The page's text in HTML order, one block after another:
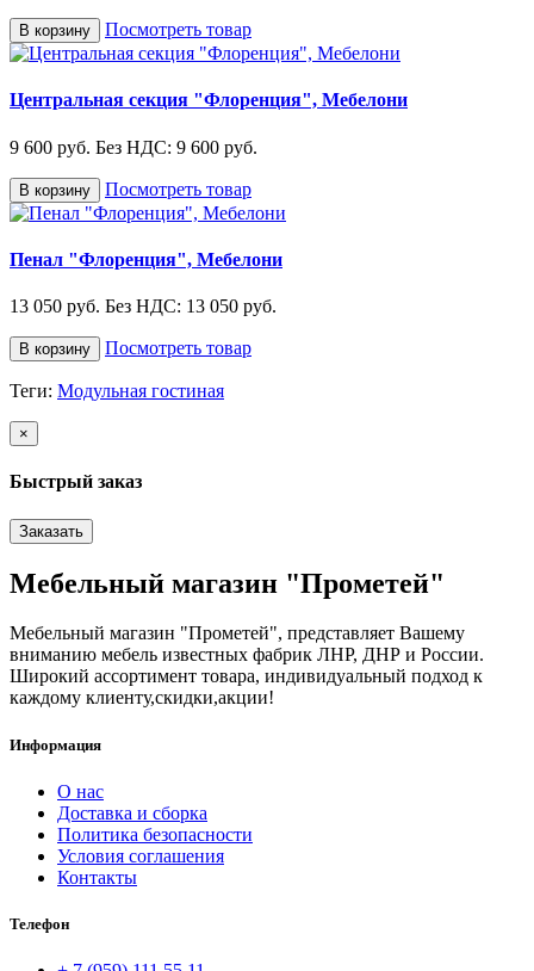
В корзину Посмотреть товар
Центральная секция "Флоренция", Мебелони
9 600 руб. Без НДС: 9 600 руб.
В корзину Посмотреть товар
Пенал "Флоренция", Мебелони
13 050 руб. Без НДС: 13 050 руб.
В корзину Посмотреть товар
Теги: Модульная гостиная
×
Быстрый заказ
Заказать
Мебельный магазин "Прометей"
Мебельный магазин "Прометей", представляет Вашему
вниманию мебель известных фабрик ЛНР, ДНР и России.
Широкий ассортимент товара, индивидуальный подход к
каждому клиенту,скидки,акции!
Информация
О нас
Доставка и сборка
Политика безопасности
Условия соглашения
Контакты
Телефон